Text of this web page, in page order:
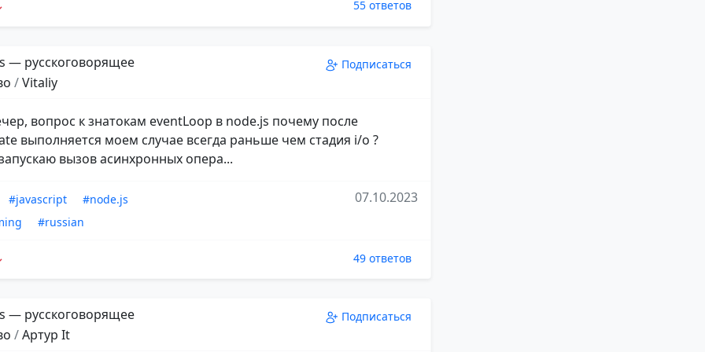
55 ответов
— русскоговорящее
/Vitaliy
Подписаться
вопрос к знатокам eventLoop в node.js почему после
выполняется моем случае всегда раньше чем стадия i/o ?
вызов асинхронных опера...
#javascript
#node.js
#russian
07.10.2023
49 ответов
— русскоговорящее
/Aртур It
Подписаться